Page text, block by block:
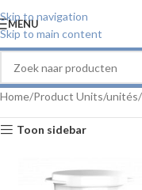
Skip to navigation
Skip to main content
MENU
Home Product Units/unités
Toon sidebar